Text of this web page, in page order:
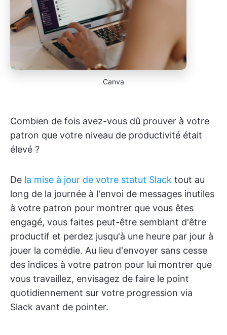
Canva
Combien de fois avez-vous dû prouver à votre
patron que votre niveau de productivité était
élevé ?
De la mise à jour de votre statut Slack tout au
long de la journée à l'envoi de messages inutiles
à votre patron pour montrer que vous êtes
engagé, vous faites peut-être semblant d'être
productif et perdez jusqu'à une heure par jour à
jouer la comédie. Au lieu d'envoyer sans cesse
des indices à votre patron pour lui montrer que
vous travaillez, envisagez de faire le point
quotidiennement sur votre progression via
Slack avant de pointer.